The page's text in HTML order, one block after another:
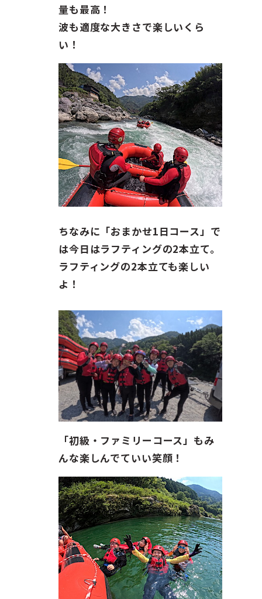
量も最高！
波も適度な大きさで楽しいくら
い！
ちなみに「おまかせ1日コース」で
は今日はラフティングの2本立て。
ラフティングの2本立ても楽しい
よ！
「初級・ファミリーコース」もみ
んな楽しんでていい笑顔！